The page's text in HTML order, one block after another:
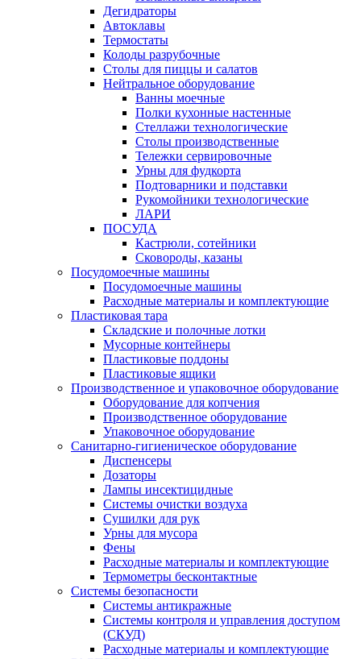
Дегидраторы
Автоклавы
Термостаты
Колоды разрубочные
Столы для пиццы и салатов
Нейтральное оборудование
Ванны моечные
Полки кухонные настенные
Стеллажи технологические
Столы производственные
Тележки сервировочные
Урны для фудкорта
Подтоварники и подставки
Рукомойники технологические
ЛАРИ
ПОСУДА
Кастрюли, сотейники
Сковороды, казаны
Посудомоечные машины
Посудомоечные машины
Расходные материалы и комплектующие
Пластиковая тара
Складские и полочные лотки
Мусорные контейнеры
Пластиковые поддоны
Пластиковые ящики
Производственное и упаковочное оборудование
Оборудование для копчения
Производственное оборудование
Упаковочное оборудование
Санитарно-гигиеническое оборудование
Диспенсеры
Дозаторы
Лампы инсектицидные
Системы очистки воздуха
Сушилки для рук
Урны для мусора
Фены
Расходные материалы и комплектующие
Термометры бесконтактные
Системы безопасности
Системы антикражные
Системы контроля и управления доступом
(СКУД)
Расходные материалы и комплектующие